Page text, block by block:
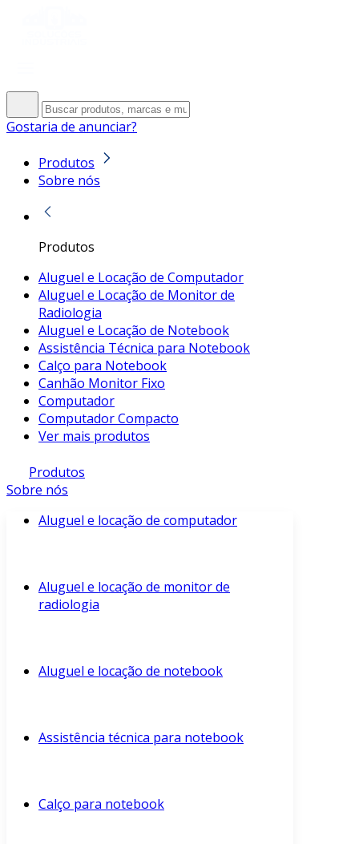
Gostaria de anunciar?
Produtos
Sobre nós
Produtos
Aluguel e Locação de Computador
Aluguel e Locação de Monitor de
Radiologia
Aluguel e Locação de Notebook
Assistência Técnica para Notebook
Calço para Notebook
Canhão Monitor Fixo
Computador
Computador Compacto
Ver mais produtos
Produtos
Sobre nós
Aluguel e locação de computador
Aluguel e locação de monitor de
radiologia
Aluguel e locação de notebook
Assistência técnica para notebook
Calço para notebook